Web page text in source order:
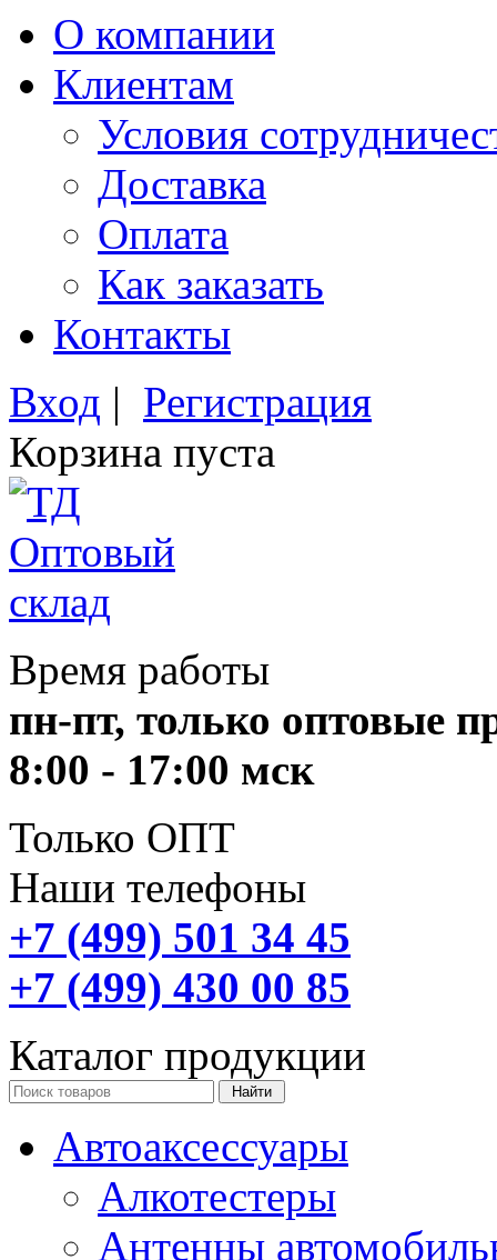
О компании
Клиентам
Условия
Доставка
Оплата
Как заказать
Контакты
Вход | Регистрация
Корзина пуста
Время работы
пн-пт, только оптовые
8:00 - 17:00 мск
Только ОПТ
Наши телефоны
+7 (499) 501 34 45
+7 (499) 430 00 85
Каталог продукции
Автоаксессуары
Алкотестеры
Антенны